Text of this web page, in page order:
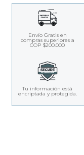
Envío Gratis en
compras superiores a
COP $200.000
Tu información está
encriptada y protegida.